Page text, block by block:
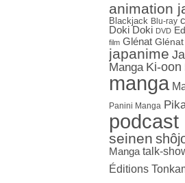
animation
Blackjack Blu-ray
Doki Doki DVD
film Glénat
japanime
Manga Ki-oon
manga
Panini Manga
podcast
seinen
Manga talk-
Éditions